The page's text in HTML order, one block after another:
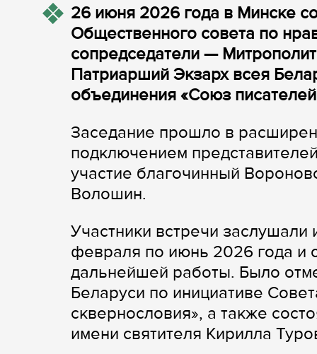
26 июня 2026 года в Минске
Общественного совета по
сопредседатели —
Патриарший Экзарх всея
объединения «Союз
Заседание прошло в
подключением
участие благочинный
Волошин.
Участники встречи
февраля по июнь 2026 года и
дальнейшей работы. Было
Беларуси по инициативе
сквернословия», а также
имени святителя Кирилла